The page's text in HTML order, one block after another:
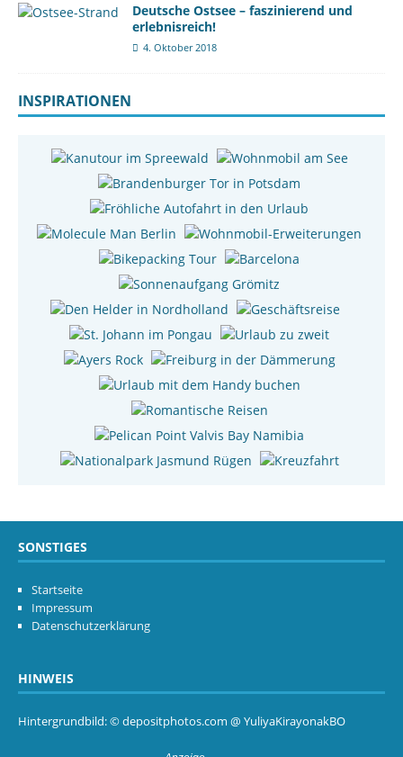
Deutsche Ostsee – faszinierend und
erlebnisreich!
4. Oktober 2018
INSPIRATIONEN
SONSTIGES
Startseite
Impressum
Datenschutzerklärung
HINWEIS
Hintergrundbild: © depositphotos.com @ YuliyaKirayonakBO